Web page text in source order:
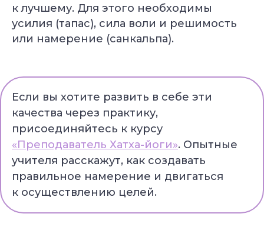
к лучшему. Для этого необходимы
усилия (тапас), сила воли и решимость
или намерение (санкальпа).
Если вы хотите развить в себе эти
качества через практику,
присоединяйтесь к курсу
«Преподаватель Хатха-йоги». Опытные
учителя расскажут, как создавать
правильное намерение и двигаться
к осуществлению целей.